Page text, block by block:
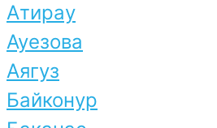
Атирау
Ауезова
Аягуз
Байконур